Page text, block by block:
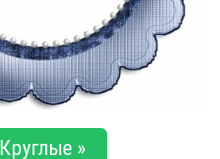
Круглые »